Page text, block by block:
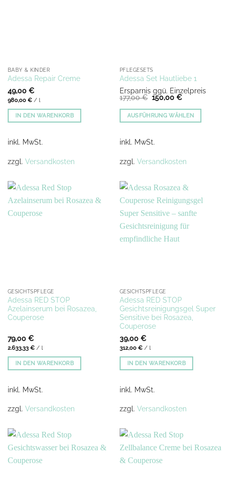
BABY & KINDER
Adessa Repair Creme
49,00 €
980,00 €/ l
IN DEN WARENKORB
inkl. MwSt.
zzgl. Versandkosten
PFLEGESETS
Adessa Set Hautliebe 1
Ersparnis ggü. Einzelpreis
177,00€ Ursprünglicher
Preis
war:
177,00 €
150,00 €Aktueller
ist:
150,00 €.
AUSFÜHRUNG WÄHLEN
Produkt
mehrere
auf.
Die
Optionen
können
auf
Produktseite
inkl. MwSt.
zzgl. Versandkosten
GESICHTSPFLEGE
Adessa RED STOP
Azelainserum bei Rosazea,
Couperose
79,00 €
2.633,33 €/ l
IN DEN WARENKORB
inkl. MwSt.
zzgl. Versandkosten
GESICHTSPFLEGE
Adessa RED STOP
Gesichtsreinigungsgel Super
Sensitive bei Rosazea,
Couperose
39,00 €
312,00 €/ l
IN DEN WARENKORB
inkl. MwSt.
zzgl. Versandkosten